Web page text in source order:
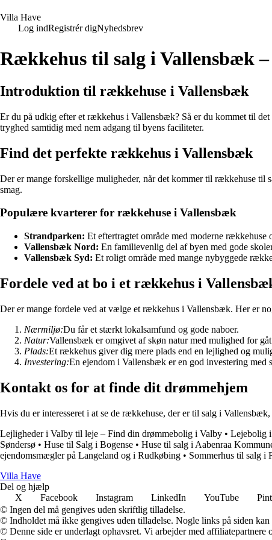
Villa Have
Log indRegistrér digNyhedsbrev
Rækkehus til salg i Vallensbæk
Introduktion til rækkehuse i Vallensbæk
Er du på udkig efter et rækkehus i Vallensbæk? Så er du kommet til
tryghed samtidig med nem adgang til byens faciliteter.
Find det perfekte rækkehus i Vallensbæk
Der er mange forskellige muligheder, når det kommer til rækkehuse
smag.
Populære kvarterer for rækkehuse i Vallensbæk
Strandparken: Et eftertragtet område med moderne rækkehuse
Vallensbæk Nord: En familievenlig del af byen med gode
Vallensbæk Syd: Et roligt område med mange nybyggede
Fordele ved at bo i et rækkehus i
Der er mange fordele ved at vælge et rækkehus i Vallensbæk. Her er
Nærmiljø:Du får et stærkt lokalsamfund og gode naboer.
Natur:Vallensbæk er omgivet af skøn natur med mulighed for
Plads:Et rækkehus giver dig mere plads end en lejlighed og
Investering:En ejendom i Vallensbæk er en god investering med
Kontakt os for at finde dit drømmehjem
Hvis du er interesseret i at se de rækkehuse, der er til salg i
Lejligheder i Valby til leje – Find din drømmebolig i Valby • Lejebolig
Søndersø • Huse til Salg i Bogense • Huse til salg i Aabenraa
ejendomsmægler på Langeland og i Rudkøbing • Sommerhus til salg i
Villa Have
Del og hjælp
X
Facebook Instagram LinkedIn YouTube
© Ingen del må gengives uden skriftlig tilladelse.
© Indholdet må ikke gengives uden tilladelse. Nogle links på siden
© Denne side er underlagt ophavsret. Vi arbejder med